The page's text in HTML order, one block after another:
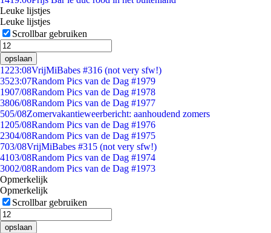
Leuke lijstjes
Leuke lijstjes
Scrollbar gebruiken
opslaan
1223:08VrijMiBabes #316 (not very sfw!)
3523:07Random Pics van de Dag #1979
1907/08Random Pics van de Dag #1978
3806/08Random Pics van de Dag #1977
505/08Zomervakantieweerbericht: aanhoudend zomers
1205/08Random Pics van de Dag #1976
2304/08Random Pics van de Dag #1975
703/08VrijMiBabes #315 (not very sfw!)
4103/08Random Pics van de Dag #1974
3002/08Random Pics van de Dag #1973
Opmerkelijk
Opmerkelijk
Scrollbar gebruiken
opslaan